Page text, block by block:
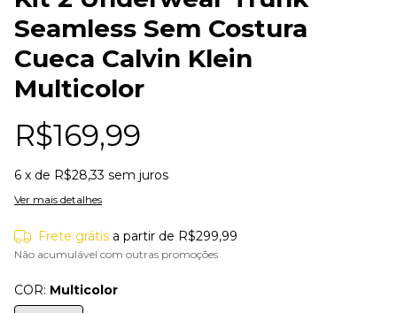
Seamless Sem Costura
Cueca Calvin Klein
Multicolor
R$169,99
6 x de R$28,33 sem juros
Ver mais detalhes
Frete grátis a partir de R$299,99
Não acumulável com outras promoções
COR: Multicolor